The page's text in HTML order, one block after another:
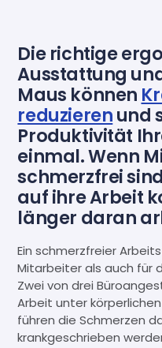
Die richtige
Ausstattung
Maus können
reduzierenund
Produktivität
einmal. Wenn
schmerzfrei
auf ihre Arbeit
länger daran
Ein schmerzfreier
Mitarbeiter als auch für
Zwei von drei
Arbeit unter
führen die Schmerzen
krankgeschrieben